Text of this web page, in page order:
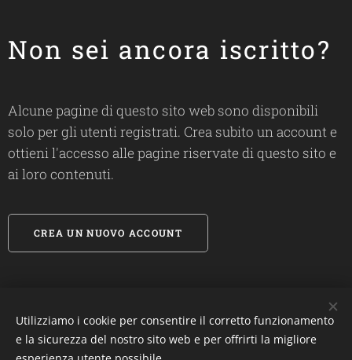
Non sei ancora iscritto?
Alcune pagine di questo sito web sono disponibili
solo per gli utenti registrati. Crea subito un account e
ottieni l'accesso alle pagine riservate di questo sito e
ai loro contenuti.
CREA UN NUOVO ACCOUNT
#biosandietdottfrancescalanza
Utilizziamo i cookie per consentire il corretto funzionamento
e la sicurezza del nostro sito web e per offrirti la migliore